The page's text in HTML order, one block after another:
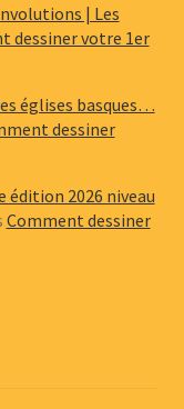
| Les
dessiner votre 1er
églises basques…
dessiner
2026 niveau
Comment dessiner